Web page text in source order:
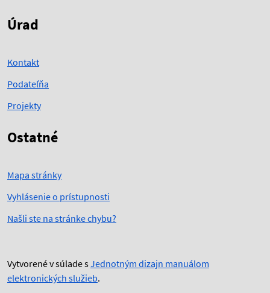
Úrad
Kontakt
Podateľňa
Projekty
Ostatné
Mapa stránky
Vyhlásenie o prístupnosti
Našli ste na stránke chybu?
Vytvorené v súlade sJednotným dizajn manuálom
elektronických služieb.